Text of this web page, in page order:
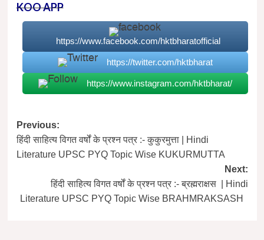
KOO APP
https://www.facebook.com/hktbharatofficial
https://twitter.com/hktbharat
https://www.instagram.com/hktbharat/
Post
navigation
Previous:
हिंदी साहित्य विगत वर्षों के प्रश्न पत्र :- कुकुरमुत्ता | Hindi
Literature UPSC PYQ Topic Wise KUKURMUTTA
Next:
हिंदी साहित्य विगत वर्षों के प्रश्न पत्र :- ब्रह्मराक्षस | Hindi
Literature UPSC PYQ Topic Wise BRAHMRAKSASH